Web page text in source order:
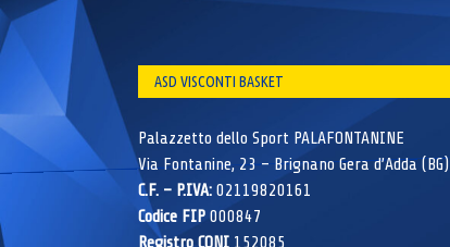
ASD VISCONTI BASKET
Palazzetto dello Sport PALAFONTANINE
Via Fontanine, 23 – Brignano Gera d’Adda (BG)
C.F. – P.IVA: 02119820161
Codice FIP 000847
Registro CONI 152085